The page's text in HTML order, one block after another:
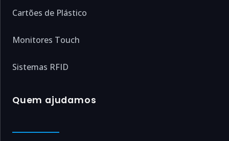
Cartões de Plástico
Monitores Touch
Sistemas RFID
Quem ajudamos